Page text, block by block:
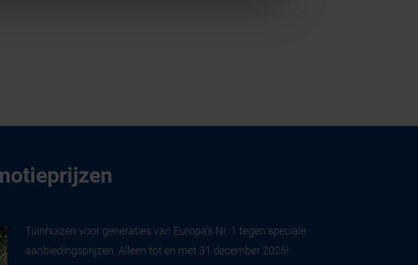
Tuinhuizen voor generaties van Europa's Nr. 1 tegen speciale
aanbiedingsprijzen. Alleen tot en met 31 december 2026!